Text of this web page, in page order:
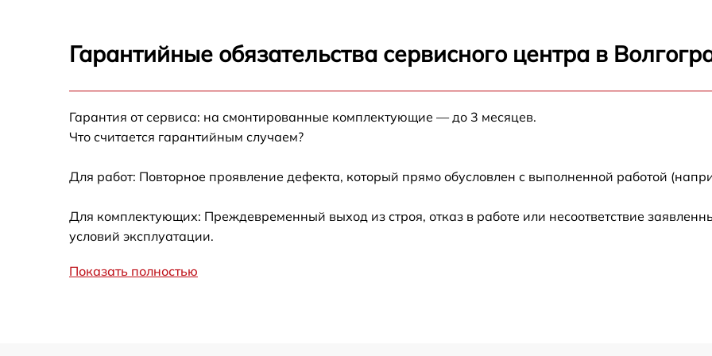
Замена процессора Hikmicro Gryphon GQ50L от 60 мин
Gryphon GQ50L
Замена микросхемы усилителя Hikmicro
Гарантийные обязательства сервисного центра в
Гарантия от сервиса: на смонтированные комплектующие — до 3 месяцев.
Что считается гарантийным случаем?
Для работ: Повторное проявление дефекта, который прямо обусловлен с выполненной работой
Для комплектующих: Преждевременный выход из строя, отказ в работе или несоответствие
условий эксплуатации.
Показать полностью